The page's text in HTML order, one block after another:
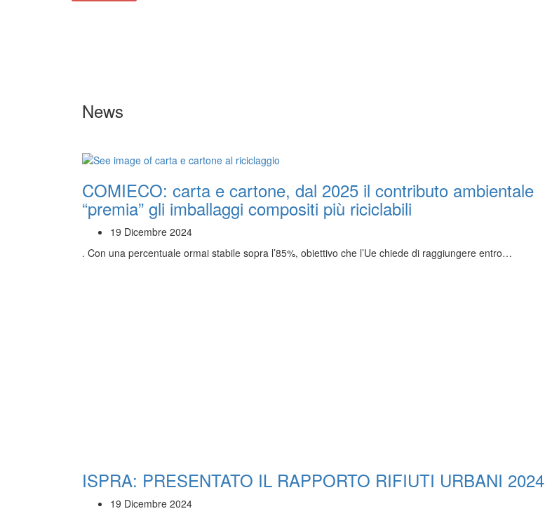
News
COMIECO: carta e cartone, dal 2025 il contributo ambientale
“premia” gli imballaggi compositi più riciclabili
19 Dicembre 2024
. Con una percentuale ormai stabile sopra l’85%, obiettivo che l’Ue chiede di raggiungere entro…
ISPRA: PRESENTATO IL RAPPORTO RIFIUTI URBANI 2024
19 Dicembre 2024